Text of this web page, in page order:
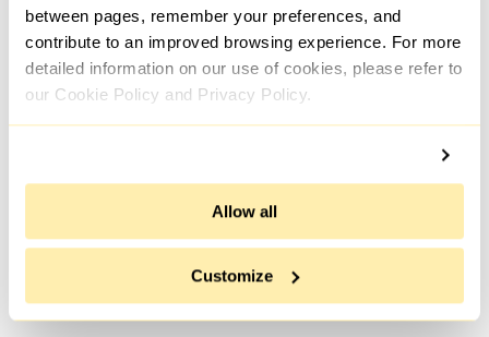
between pages, remember your preferences, and
contribute to an improved browsing experience. For more
detailed information on our use of cookies, please refer to
our Cookie Policy and Privacy Policy.
Allow all
Customize
Прокси от Proxy-Sale
без прокси вообще никуда не
деться. Работает довольно
Все отзывы